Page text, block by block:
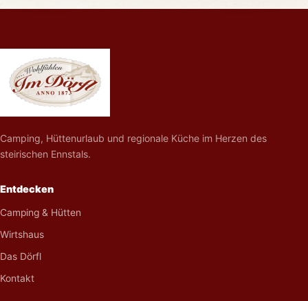
Camping, Hüttenurlaub und regionale Küche im Herzen des
steirischen Ennstals.
Entdecken
Camping & Hütten
Wirtshaus
Das Dörfl
Kontakt